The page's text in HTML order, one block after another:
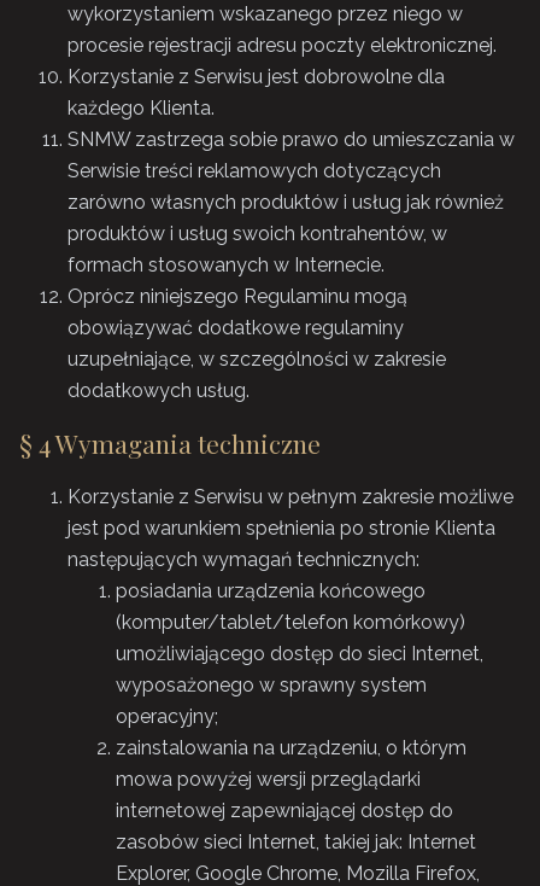
wykorzystaniem wskazanego przez niego w
procesie rejestracji adresu poczty elektronicznej.
Korzystanie z Serwisu jest dobrowolne dla
każdego Klienta.
SNMW zastrzega sobie prawo do umieszczania w
Serwisie treści reklamowych dotyczących
zarówno własnych produktów i usług jak również
produktów i usług swoich kontrahentów, w
formach stosowanych w Internecie.
Oprócz niniejszego Regulaminu mogą
obowiązywać dodatkowe regulaminy
uzupełniające, w szczególności w zakresie
dodatkowych usług.
§ 4 Wymagania techniczne
Korzystanie z Serwisu w pełnym zakresie możliwe
jest pod warunkiem spełnienia po stronie Klienta
następujących wymagań technicznych:
posiadania urządzenia końcowego
(komputer/tablet/telefon komórkowy)
umożliwiającego dostęp do sieci Internet,
wyposażonego w sprawny system
operacyjny;
zainstalowania na urządzeniu, o którym
mowa powyżej wersji przeglądarki
internetowej zapewniającej dostęp do
zasobów sieci Internet, takiej jak: Internet
Explorer, Google Chrome, Mozilla Firefox,